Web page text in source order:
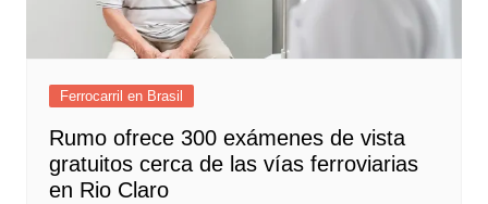
Ferrocarril en Brasil
Rumo ofrece 300 exámenes de vista
gratuitos cerca de las vías ferroviarias
en Rio Claro